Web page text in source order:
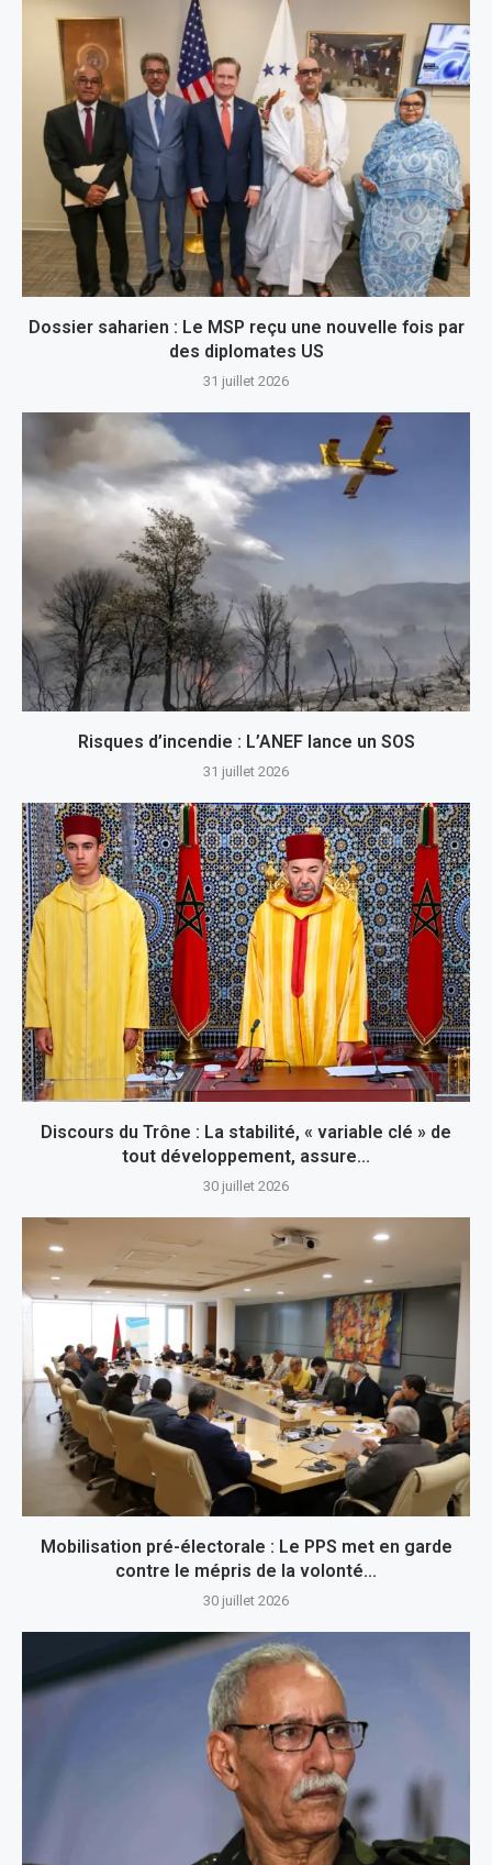
Dossier saharien : Le MSP reçu une nouvelle fois par
des diplomates US
31 juillet 2026
Risques d’incendie : L’ANEF lance un SOS
31 juillet 2026
Discours du Trône : La stabilité, « variable clé » de
tout développement, assure...
30 juillet 2026
Mobilisation pré-électorale : Le PPS met en garde
contre le mépris de la volonté...
30 juillet 2026